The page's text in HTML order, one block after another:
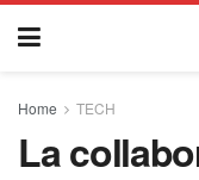
Home TECH
La